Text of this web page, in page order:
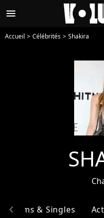
menu
Accueil Célébrités Shakira
Albums & Singles
chevron_left